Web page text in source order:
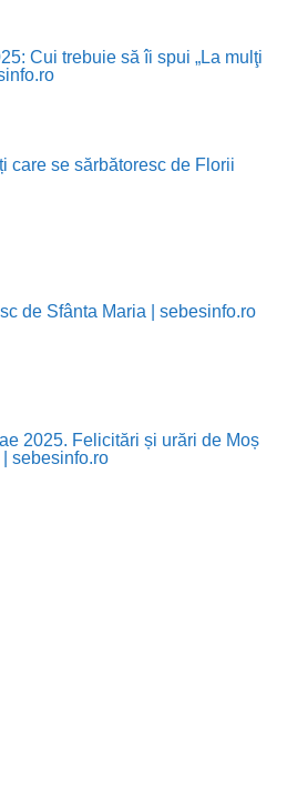
Cui trebuie să îi spui „La mulţi
care se sărbătoresc de Florii
de Sfânta Maria | sebesinfo.ro
2025. Felicitări și urări de Moș
sebesinfo.ro